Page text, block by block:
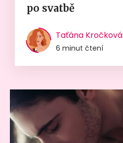
po svatbě
Taťána Kročková
6 minut čtení